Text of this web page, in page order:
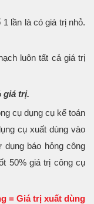
lần là có giá trị nhỏ.
luôn tất cả giá trị
giá trị.
cụ dụng cụ kế toán
cụ xuất dùng vào
báo hỏng công
50% giá trị công cụ
= Giá trị xuất dùng